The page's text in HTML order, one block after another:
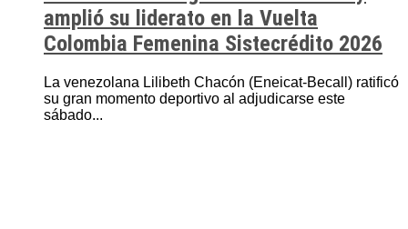
amplió su liderato en la Vuelta
Colombia Femenina Sistecrédito 2026
La venezolana Lilibeth Chacón (Eneicat-Becall) ratificó
su gran momento deportivo al adjudicarse este
sábado...